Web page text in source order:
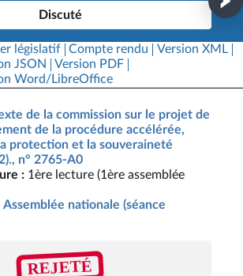
Discuté
législatif Compte rendu
Version XML
JSON
Version PDF
Word/LibreOffice
de la commission sur le projet de
de la procédure accélérée,
protection et la souveraineté
n° 2765-A0
: 1ère lecture (1ère assemblée
Assemblée nationale (séance
REJETÉ